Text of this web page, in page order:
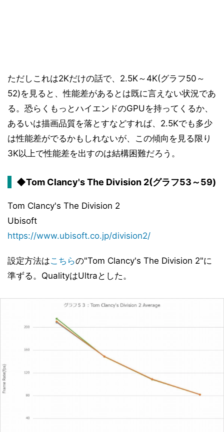
ただしこれは2Kだけの話で、2.5K～4K(グラフ50～
52)を見ると、性能差があるとは既に言えない状況であ
る。恐らくもっとハイエンドのGPUを持ってくるか、
あるいは描画品質を落とすなどすれば、2.5Kでも多少
は性能差がでるかもしれないが、この傾向を見る限り
3K以上で性能差を出すのは結構困難だろう。
◆Tom Clancy's The Division 2(グラフ53～59)
Tom Clancy's The Division 2
Ubisoft
https://www.ubisoft.co.jp/division2/
設定方法はこちらの"Tom Clancy's The Division 2"に
準ずる。QualityはUltraとした。